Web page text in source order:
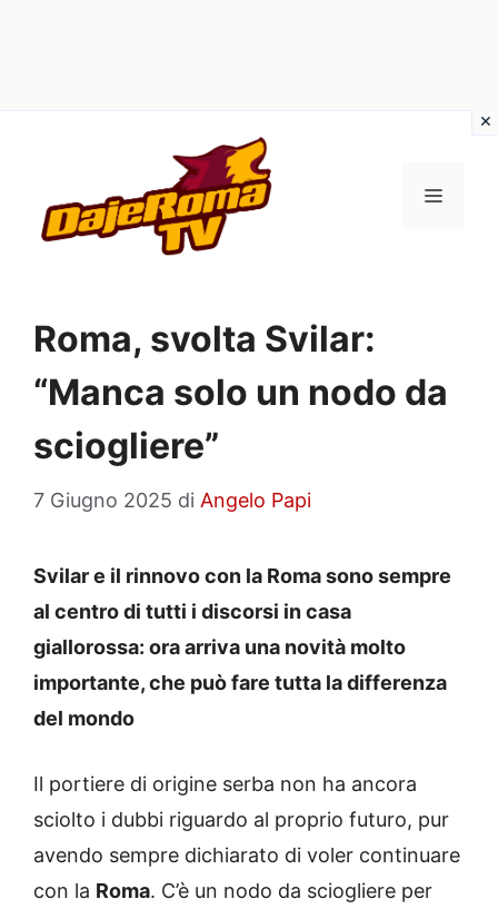
contenuto
MENU
Roma, svolta Svilar:
“Manca solo un nodo da
sciogliere”
7 Giugno 2025 di Angelo Papi
Svilar e il rinnovo con la Roma sono sempre
al centro di tutti i discorsi in casa
giallorossa: ora arriva una novità molto
importante, che può fare tutta la differenza
del mondo
Il portiere di origine serba non ha ancora
sciolto i dubbi riguardo al proprio futuro, pur
avendo sempre dichiarato di voler continuare
con la Roma. C’è un nodo da sciogliere per